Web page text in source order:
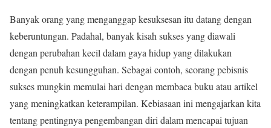
Banyak orang yang menganggap kesuksesan itu datang dengan
keberuntungan. Padahal, banyak kisah sukses yang diawali
dengan perubahan kecil dalam gaya hidup yang dilakukan
dengan penuh kesungguhan. Sebagai contoh, seorang pebisnis
sukses mungkin memulai hari dengan membaca buku atau artikel
yang meningkatkan keterampilan. Kebiasaan ini mengajarkan kita
tentang pentingnya pengembangan diri dalam mencapai tujuan